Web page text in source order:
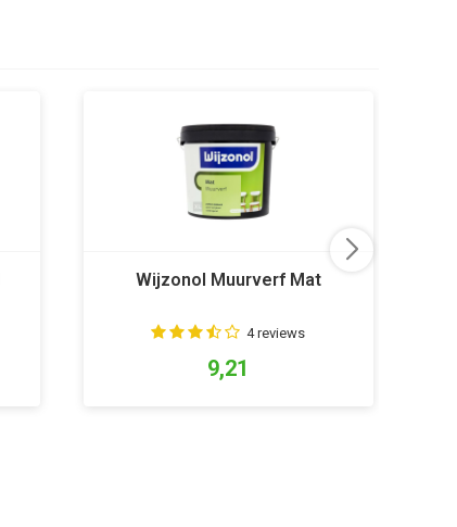
Wijzonol Muurverf Mat
4 reviews
9,21